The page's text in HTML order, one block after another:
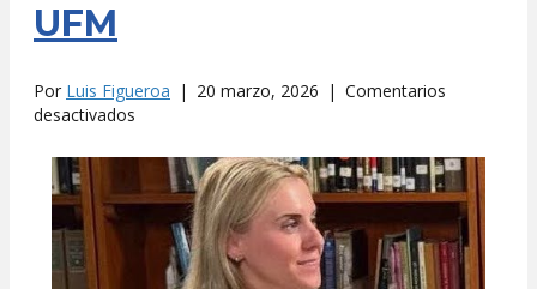
UFM
Por Luis Figueroa | 20 marzo, 2026 | Comentarios
desactivados
«repugnantes»
la
UFM